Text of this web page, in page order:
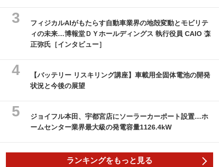
フィジカルAIがもたらす自動車業界の地殻変動とモビリテ
ィの未来…博報堂ＤＹホールディングス 執行役員 CAIO 森
正弥氏［インタビュー］
【バッテリー リスキリング講座】車載用全固体電池の開発
状況と今後の展望
ジョイフル本田、宇都宮店にソーラーカーポート設置…ホ
ームセンター業界最大級の発電容量1126.4kW
ランキングをもっと見る